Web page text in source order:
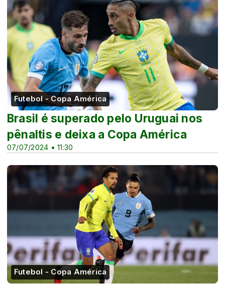
Futebol - Copa América
07/07/2024 • 11:30
Brasil é superado pelo Uruguai nos
pênaltis e deixa a Copa América
Futebol - Copa América